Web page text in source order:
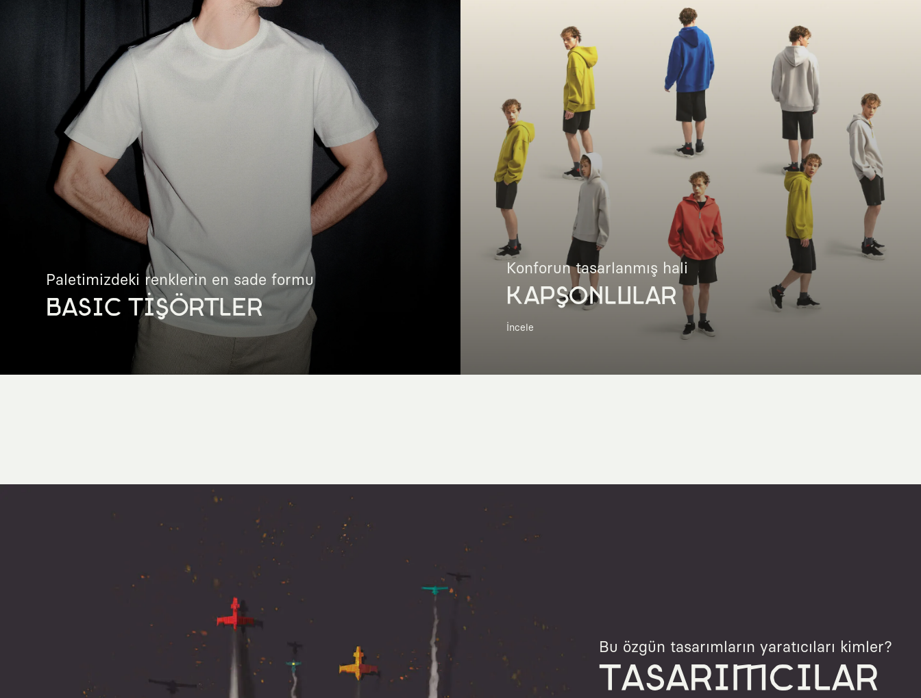
Paletimizdeki renklerin en sade formu
BASIC TİŞÖRTLER
Konforun tasarlanmış hali
KAPŞONLULAR
İncele
Bu özgün tasarımların yaratıcıları kimler?
TASARIMCILAR